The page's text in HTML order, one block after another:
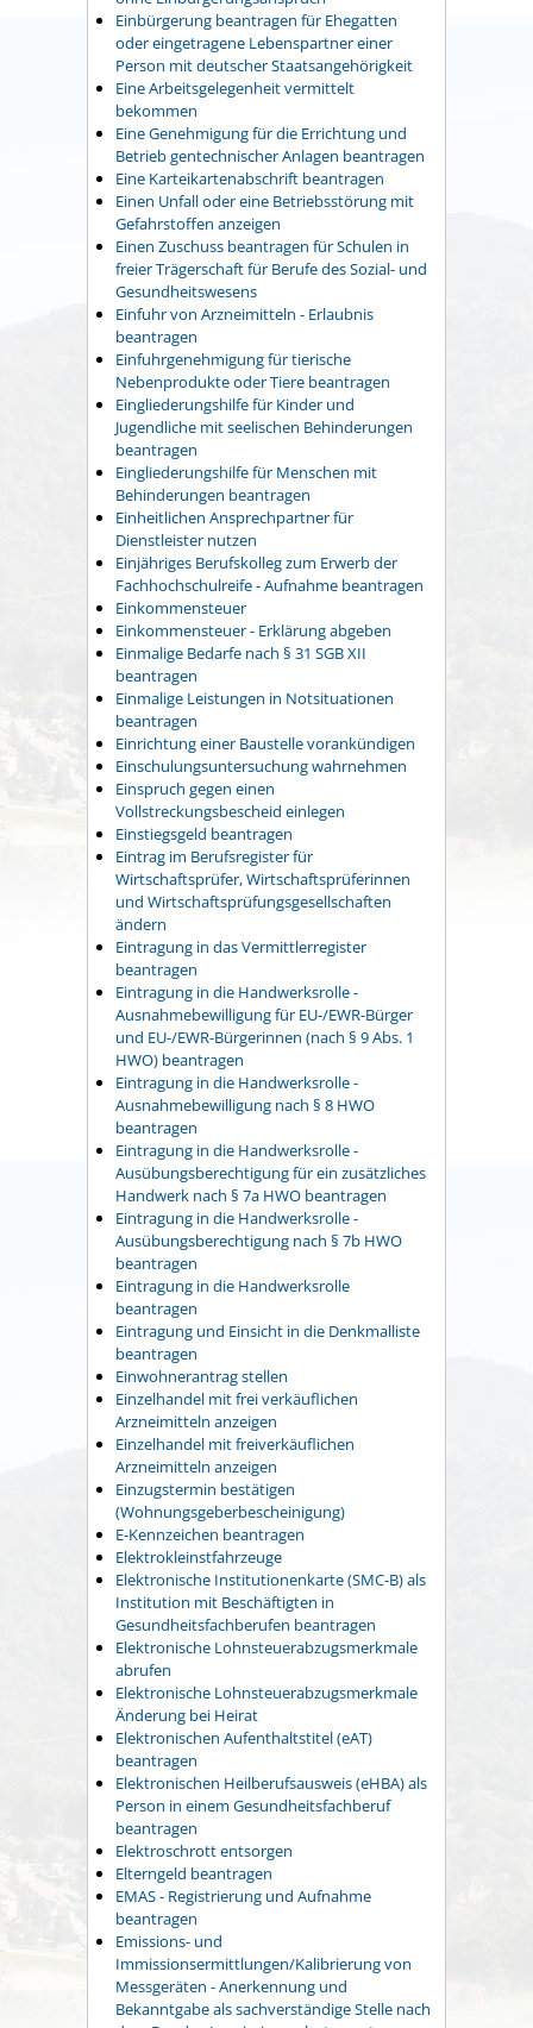
Einbürgerung beantragen für Ehegatten
oder eingetragene Lebenspartner einer
Person mit deutscher Staatsangehörigkeit
Eine Arbeitsgelegenheit vermittelt
bekommen
Eine Genehmigung für die Errichtung und
Betrieb gentechnischer Anlagen beantragen
Eine Karteikartenabschrift beantragen
Einen Unfall oder eine Betriebsstörung mit
Gefahrstoffen anzeigen
Einen Zuschuss beantragen für Schulen in
freier Trägerschaft für Berufe des Sozial- und
Gesundheitswesens
Einfuhr von Arzneimitteln - Erlaubnis
beantragen
Einfuhrgenehmigung für tierische
Nebenprodukte oder Tiere beantragen
Eingliederungshilfe für Kinder und
Jugendliche mit seelischen Behinderungen
beantragen
Eingliederungshilfe für Menschen mit
Behinderungen beantragen
Einheitlichen Ansprechpartner für
Dienstleister nutzen
Einjähriges Berufskolleg zum Erwerb der
Fachhochschulreife - Aufnahme beantragen
Einkommensteuer
Einkommensteuer - Erklärung abgeben
Einmalige Bedarfe nach § 31 SGB XII
beantragen
Einmalige Leistungen in Notsituationen
beantragen
Einrichtung einer Baustelle vorankündigen
Einschulungsuntersuchung wahrnehmen
Einspruch gegen einen
Vollstreckungsbescheid einlegen
Einstiegsgeld beantragen
Eintrag im Berufsregister für
Wirtschaftsprüfer, Wirtschaftsprüferinnen
und Wirtschaftsprüfungsgesellschaften
ändern
Eintragung in das Vermittlerregister
beantragen
Eintragung in die Handwerksrolle -
Ausnahmebewilligung für EU-/EWR-Bürger
und EU-/EWR-Bürgerinnen (nach § 9 Abs. 1
HWO) beantragen
Eintragung in die Handwerksrolle -
Ausnahmebewilligung nach § 8 HWO
beantragen
Eintragung in die Handwerksrolle -
Ausübungsberechtigung für ein zusätzliches
Handwerk nach § 7a HWO beantragen
Eintragung in die Handwerksrolle -
Ausübungsberechtigung nach § 7b HWO
beantragen
Eintragung in die Handwerksrolle
beantragen
Eintragung und Einsicht in die Denkmalliste
beantragen
Einwohnerantrag stellen
Einzelhandel mit frei verkäuflichen
Arzneimitteln anzeigen
Einzelhandel mit freiverkäuflichen
Arzneimitteln anzeigen
Einzugstermin bestätigen
(Wohnungsgeberbescheinigung)
E-Kennzeichen beantragen
Elektrokleinstfahrzeuge
Elektronische Institutionenkarte (SMC-B) als
Institution mit Beschäftigten in
Gesundheitsfachberufen beantragen
Elektronische Lohnsteuerabzugsmerkmale
abrufen
Elektronische Lohnsteuerabzugsmerkmale
Änderung bei Heirat
Elektronischen Aufenthaltstitel (eAT)
beantragen
Elektronischen Heilberufsausweis (eHBA) als
Person in einem Gesundheitsfachberuf
beantragen
Elektroschrott entsorgen
Elterngeld beantragen
EMAS - Registrierung und Aufnahme
beantragen
Emissions- und
Immissionsermittlungen/Kalibrierung von
Messgeräten - Anerkennung und
Bekanntgabe als sachverständige Stelle nach